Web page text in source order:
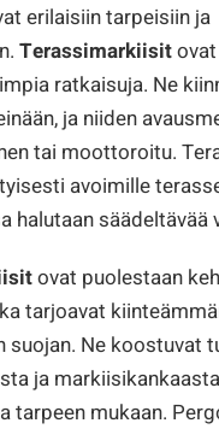
erilaisiin tarpeisiin ja
Terassimarkiisitovat
ratkaisuja. Ne
ja niiden
tai moottoroitu.
avoimille
halutaan säädeltävää
ovat puolestaan
tarjoavat
suojan. Ne koostuvat
ja
tarpeen mukaan.